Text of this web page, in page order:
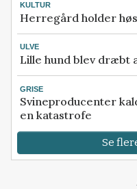
KULTUR
Herregård holder
ULVE
Lille hund blev dræbt
GRISE
Svineproducenter
en katastrofe
Se